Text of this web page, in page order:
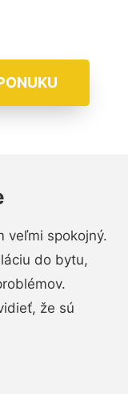
veľmi spokojný.
do bytu,
že sú